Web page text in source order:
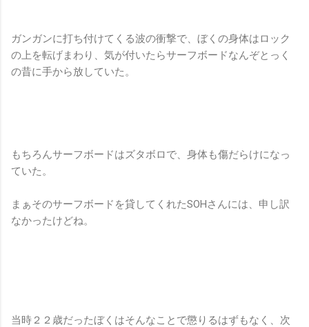
ガンガンに打ち付けてくる波の衝撃で、ぼくの身体はロック
の上を転げまわり、気が付いたらサーフボードなんぞとっく
の昔に手から放していた。
もちろんサーフボードはズタボロで、身体も傷だらけになっ
ていた。
まぁそのサーフボードを貸してくれたSOHさんには、申し訳
なかったけどね。
当時２２歳だったぼくはそんなことで懲りるはずもなく、次